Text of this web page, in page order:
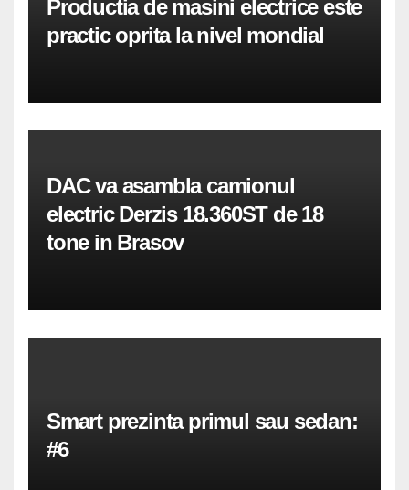
Productia de masini electrice este
practic oprita la nivel mondial
DAC va asambla camionul
electric Derzis 18.360ST de 18
tone in Brasov
Smart prezinta primul sau sedan:
#6